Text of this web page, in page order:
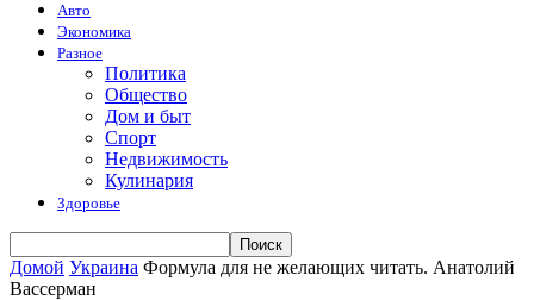
Авто
Экономика
Разное
Политика
Общество
Дом и быт
Спорт
Недвижимость
Кулинария
Здоровье
Домой Украина Формула для не желающих читать. Анатолий
Вассерман